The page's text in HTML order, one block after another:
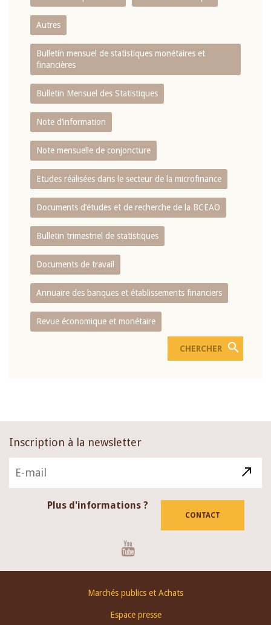
Autres
Bulletin mensuel de statistiques monétaires et
financières
Bulletin Mensuel des Statistiques
Note d’information
Note mensuelle de conjoncture
Etudes réalisées dans le secteur de la microfinance
Documents d’études et de recherche de la BCEAO
Bulletin trimestriel de statistiques
Documents de travail
Annuaire des banques et établissements financiers
Revue économique et monétaire
Inscription à la newsletter
Plus d'informations ?
CONTACT
Marchés publics et Achats
Espace presse